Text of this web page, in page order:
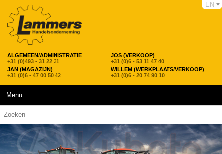
ALGEMEEN/ADMINISTRATIE
+31 (0)493 - 31 22 31
JOS (VERKOOP)
+31 (0)6 - 53 11 47 40
JAN (MAGAZIJN)
+31 (0)6 - 47 00 50 42
WILLEM (WERKPLAATS/VERKOOP)
+31 (0)6 - 20 74 90 10
EN
Menu